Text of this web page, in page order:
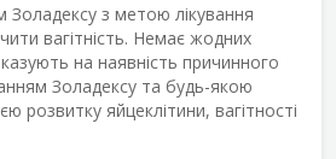
Золадексу з метою лікування
вагітність. Немає жодних
на наявність причинного
Золадексу та будь-якою
розвитку яйцеклітини, вагітності